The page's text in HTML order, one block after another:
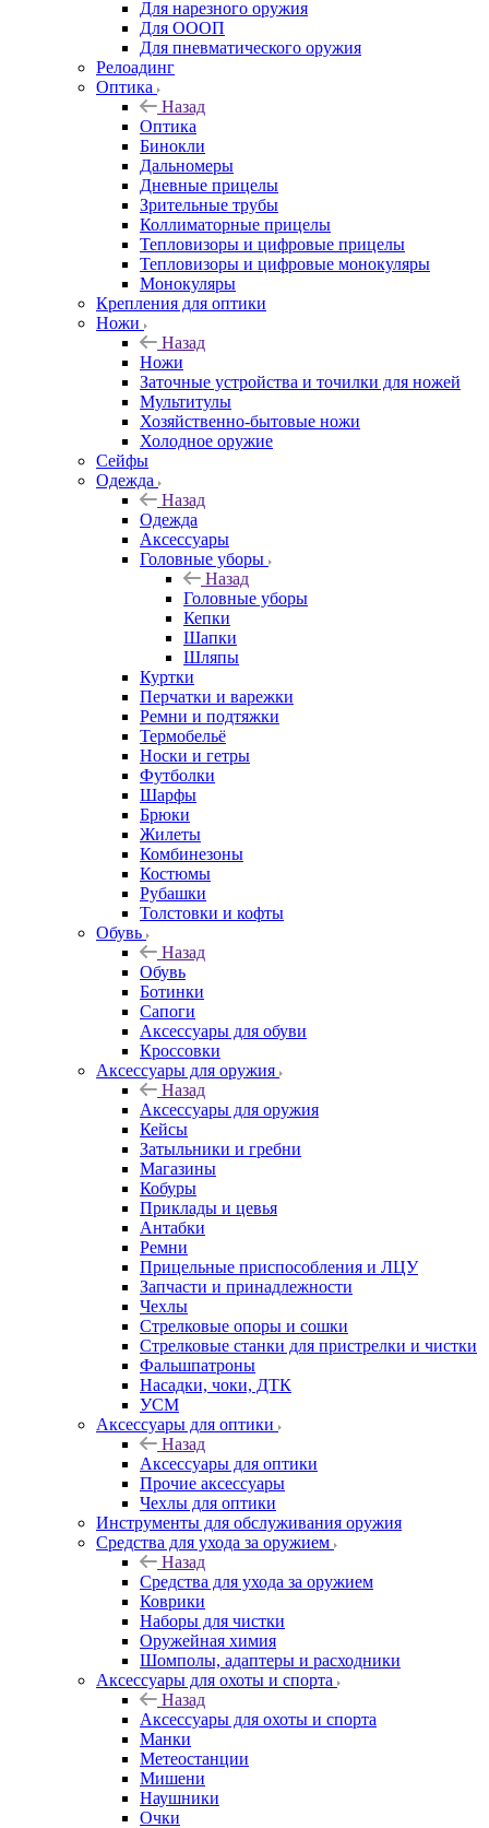
Для нарезного оружия
Для ОООП
Для пневматического оружия
Релоадинг
Оптика
Назад
Оптика
Бинокли
Дальномеры
Дневные прицелы
Зрительные трубы
Коллиматорные прицелы
Тепловизоры и цифровые прицелы
Тепловизоры и цифровые монокуляры
Монокуляры
Крепления для оптики
Ножи
Назад
Ножи
Заточные устройства и точилки для ножей
Мультитулы
Хозяйственно-бытовые ножи
Холодное оружие
Сейфы
Одежда
Назад
Одежда
Аксессуары
Головные уборы
Назад
Головные уборы
Кепки
Шапки
Шляпы
Куртки
Перчатки и варежки
Ремни и подтяжки
Термобельё
Носки и гетры
Футболки
Шарфы
Брюки
Жилеты
Комбинезоны
Костюмы
Рубашки
Толстовки и кофты
Обувь
Назад
Обувь
Ботинки
Сапоги
Аксессуары для обуви
Кроссовки
Аксессуары для оружия
Назад
Аксессуары для оружия
Кейсы
Затыльники и гребни
Магазины
Кобуры
Приклады и цевья
Антабки
Ремни
Прицельные приспособления и ЛЦУ
Запчасти и принадлежности
Чехлы
Стрелковые опоры и сошки
Стрелковые станки для пристрелки и чистки
Фальшпатроны
Насадки, чоки, ДТК
УСМ
Аксессуары для оптики
Назад
Аксессуары для оптики
Прочие аксессуары
Чехлы для оптики
Инструменты для обслуживания оружия
Средства для ухода за оружием
Назад
Средства для ухода за оружием
Коврики
Наборы для чистки
Оружейная химия
Шомполы, адаптеры и расходники
Аксессуары для охоты и спорта
Назад
Аксессуары для охоты и спорта
Манки
Метеостанции
Мишени
Наушники
Очки